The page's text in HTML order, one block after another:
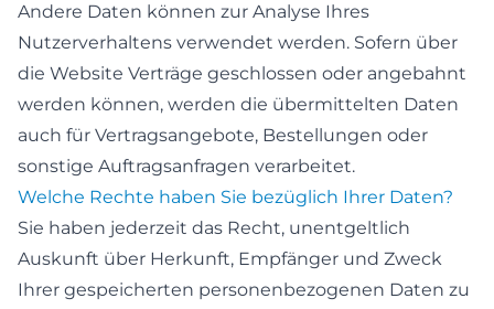
Andere Daten können zur Analyse Ihres
Nutzerverhaltens verwendet werden. Sofern über
die Website Verträge geschlossen oder angebahnt
werden können, werden die übermittelten Daten
auch für Vertragsangebote, Bestellungen oder
sonstige Auftragsanfragen verarbeitet.
Welche Rechte haben Sie bezüglich Ihrer Daten?
Sie haben jederzeit das Recht, unentgeltlich
Auskunft über Herkunft, Empfänger und Zweck
Ihrer gespeicherten personenbezogenen Daten zu